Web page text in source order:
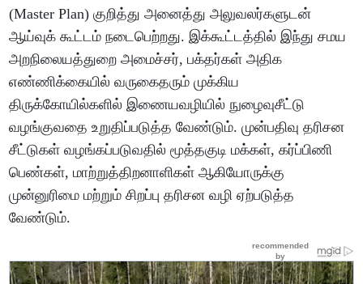
(Master Plan) குறித்து அனைத்து அலுவலர்களுடன்
ஆய்வுக் கூட்டம் நடைபெற்றது. இக்கூட்டத்தில் இந்து சமய
அறநிலையத்துறை அமைச்சர், பக்தர்கள் அதிக
எண்ணிக்கையில் வருகைதரும் முக்கிய
திருக்கோயில்களில் இணையவழியில் நுழைவுசீட்டு
வழங்குவதை உறுதிப்படுத்த வேண்டும். முன்பதிவு தரிசன
சீட்டுகள் வழங்கப்படுவதில் மூத்தகுடி மக்கள், கர்ப்பிணி
பெண்கள், மாற்றுத்திறனாளிகள் ஆகியோருக்கு
முன்னுரிமை மற்றும் சிறப்பு தரிசன வழி ஏற்படுத்த
வேண்டும்.